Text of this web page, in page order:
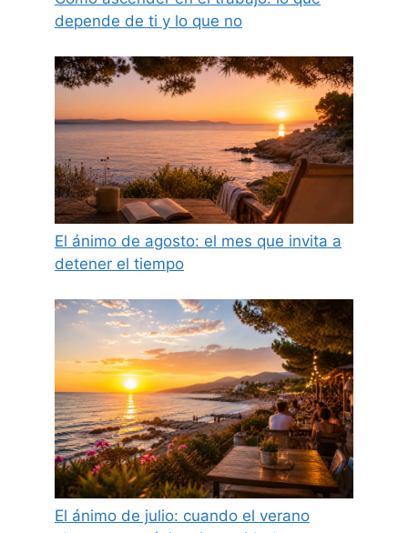
depende de ti y lo que no
El ánimo de agosto: el mes que invita a
detener el tiempo
El ánimo de julio: cuando el verano